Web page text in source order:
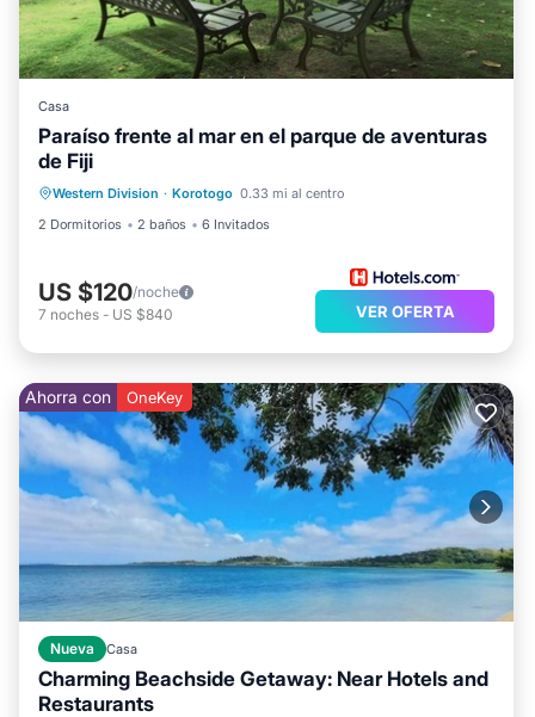
Casa
Paraíso frente al mar en el parque de aventuras
de Fiji
Western Division · Korotogo 0.33 mi al centro
2 Dormitorios
2 baños 6 Invitados
US $120/noche
7 noches - US $840 VER OFERTA
Ahorra con OneKey
Nueva Casa
Charming Beachside Getaway: Near Hotels and
Restaurants